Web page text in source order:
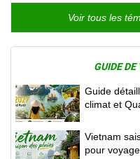
Voir tous les
GUIDE
Guide
climat et
Vietnam
pour